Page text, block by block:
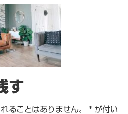
す
ることはありません。 * が付い